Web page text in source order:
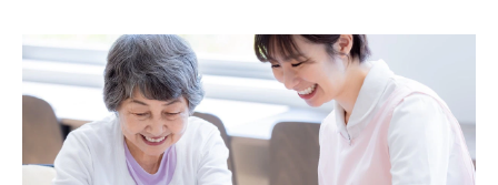
お役立ち記事一覧
お役立ち資料
イベント・セミナー